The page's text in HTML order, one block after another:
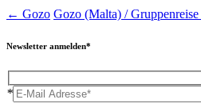
← Gozo Gozo (Malta) / Gruppenreise
Newsletter anmelden*
*